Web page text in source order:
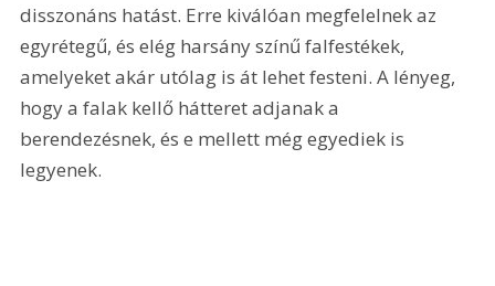
disszonáns hatást. Erre kiválóan megfelelnek az
egyrétegű, és elég harsány színű falfestékek,
amelyeket akár utólag is át lehet festeni. A lényeg,
hogy a falak kellő hátteret adjanak a
berendezésnek, és e mellett még egyediek is
legyenek.